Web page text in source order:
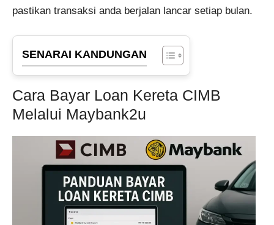
pastikan transaksi anda berjalan lancar setiap bulan.
SENARAI KANDUNGAN
Cara Bayar Loan Kereta CIMB
Melalui Maybank2u